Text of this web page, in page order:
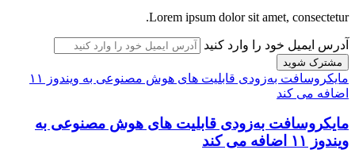
Lorem ipsum dolor sit amet, consectetur.
آدرس ایمیل خود را وارد کنید
مایکروسافت به‌زودی قابلیت های هوش مصنوعی به ویندوز ۱۱
اضافه می کند
مایکروسافت به‌زودی قابلیت های هوش مصنوعی به
ویندوز ۱۱ اضافه می کند